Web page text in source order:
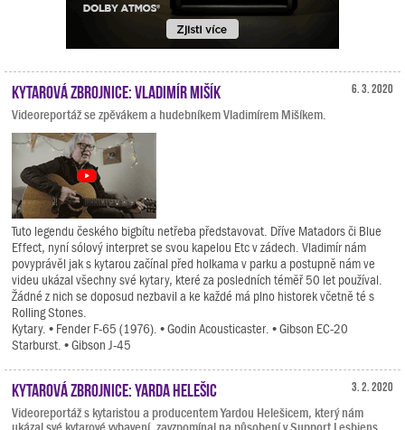
6. 3. 2020
Kytarová zbrojnice: Vladimír Mišík
Videoreportáž se zpěvákem a hudebníkem Vladimírem Mišíkem.
Tuto legendu českého bigbítu netřeba představovat. Dříve Matadors či Blue
Effect, nyní sólový interpret se svou kapelou Etc v zádech. Vladimír nám
povyprávěl jak s kytarou začínal před holkama v parku a postupně nám ve
videu ukázal všechny své kytary, které za posledních téměř 50 let používal.
Žádné z nich se doposud nezbavil a ke každé má plno historek včetně té s
Rolling Stones.
Kytary. • Fender F-65 (1976). • Godin Acousticaster. • Gibson EC-20
Starburst. • Gibson J-45
3. 2. 2020
Kytarová zbrojnice: Yarda Helešic
Videoreportáž s kytaristou a producentem Yardou Helešicem, který nám
ukázal své kytarové vybavení, zavzpomínal na působení v Support Lesbiens,